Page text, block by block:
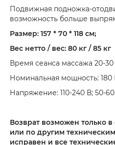
Подвижная подножка-
возможность больше
Размер: 157 * 70 * 118 см;
Вес нетто / вес: 80 кг / 85 кг
Время сеанса массажа 20-
Номинальная мощность: 180
Напряжение: 110-240 В; 50-60
Возврат возможен только
или по другим
исправен и все